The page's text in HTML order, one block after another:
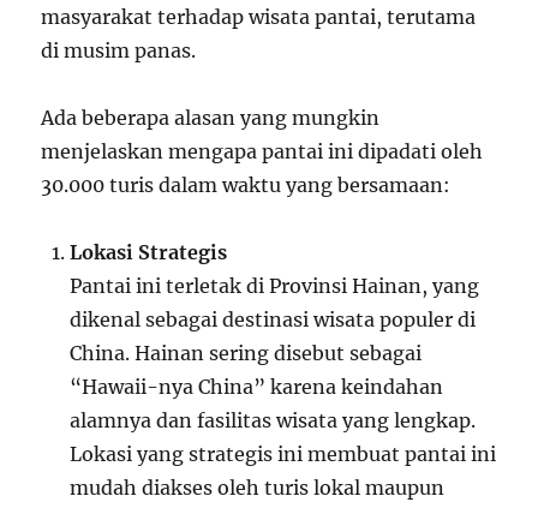
masyarakat terhadap wisata pantai, terutama
di musim panas.
Ada beberapa alasan yang mungkin
menjelaskan mengapa pantai ini dipadati oleh
30.000 turis dalam waktu yang bersamaan:
Lokasi Strategis
Pantai ini terletak di Provinsi Hainan, yang
dikenal sebagai destinasi wisata populer di
China. Hainan sering disebut sebagai
“Hawaii-nya China” karena keindahan
alamnya dan fasilitas wisata yang lengkap.
Lokasi yang strategis ini membuat pantai ini
mudah diakses oleh turis lokal maupun